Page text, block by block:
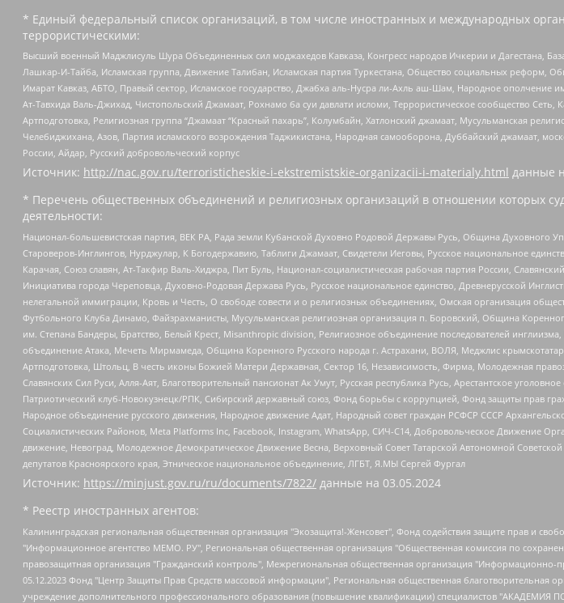
* Единый федеральный список организаций, в том числе иностранных и международных
террористическими:
Высший военный Маджлисуль Шура Объединенных сил моджахедов Кавказа, Конгресс народов Ичкерии и Дагестана,
Лашкар-И-Тайба, Исламская группа, Движение Талибан, Исламская партия Туркестана, Общество социальных реформ,
Имарат Кавказ, АБТО, Правый сектор, Исламское государство, Джабха аль-Нусра ли-Ахль аш-Шам, Народное
Ат-Тавхида Валь-Джихад, Чистопольский Джамаат, Рохнамо ба суи давлати исломи, Террористическое сообщество
Артподготовка, Религиозная группа “Джамаат “Красный пахарь”, Колумбайн, Хатлонский джамаат, Мусульманская
Челебиджихана, Азов, Партия исламского возрождения Таджикистана, Народная самооборона, Дуббайский джамаат,
России, Айдар, Русский добровольческий корпус
Источник: http://nac.gov.ru/terroristicheskie-i-ekstremistskie-organizacii-i-materialy.html данные
* Перечень общественных объединений и религиозных организаций в отношении которых
деятельности:
Национал-большевистская партия, ВЕК РА, Рада земли Кубанской Духовно Родовой Державы Русь, Община Духовного
Староверов-Инглингов, Нурджулар, К Богодержавию, Таблиги Джамаат, Свидетели Иеговы, Русское национальное
Карачая, Союз славян, Ат-Такфир Валь-Хиджра, Пит Буль, Национал-социалистическая рабочая партия России,
Инициатива города Череповца, Духовно-Родовая Держава Русь, Русское национальное единство, Древнерусской
нелегальной иммиграции, Кровь и Честь, О свободе совести и о религиозных объединениях, Омская организация
Футбольного Клуба Динамо, Файзрахманисты, Мусульманская религиозная организация п. Боровский, Община
им. Степана Бандеры, Братство, Белый Крест, Misanthropic division, Религиозное объединение последователей
объединение Атака, Мечеть Мирмамеда, Община Коренного Русского народа г. Астрахани, ВОЛЯ, Меджлис
Артподготовка, Штольц, В честь иконы Божией Матери Державная, Сектор 16, Независимость, Фирма, Молодежная
Славянских Сил Руси, Алля-Аят, Благотворительный пансионат Ак Умут, Русская республика Русь, Арестантское
Патриотический клуб-Новокузнецк/РПК, Сибирский державный союз, Фонд борьбы с коррупцией, Фонд защиты прав
Народное объединение русского движения, Народное движение Адат, Народный совет граждан РСФСР СССР
Социалистических Районов, Meta Platforms Inc, Facebook, Instagram, WhatsApp, СИЧ-С14, Добровольческое Движение
движение, Невоград, Молодежное Демократическое Движение Весна, Верховный Совет Татарской Автономной
депутатов Красноярского края, Этническое национальное объединение, ЛГБТ, Я.МЫ Сергей Фургал
Источник: https://minjust.gov.ru/ru/documents/7822/ данные на 03.05.2024
* Реестр иностранных агентов:
Калининградская региональная общественная организация "Экозащита!-Женсовет", Фонд содействия защите прав и свобод граждан "Общественный вердикт", Фонд "Институт Развития Свободы Информации", Частное учреждение "Информационное агентство МЕМО. РУ", Региональная общественная организация "Общественная комиссия по сохранению наследия академика Сахарова", Фонд поддержки свободы прессы, Санкт-Петербургская общественная правозащитная организация "Гражданский контроль", Межрегиональная общественная организация "Информационно-просветительский центр "Мемориал", Региональный Фонд "Центр Защиты Прав Средств Массовой Информации", с 05.12.2023 Фонд "Центр Защиты Прав Средств массовой информации", Региональная общественная благотворительная организация помощи беженцам и мигрантам "Гражданское содействие", Негосударственное образовательное учреждение дополнительного профессионального образования (повышение квалификации) специалистов "АКАДЕМИЯ ПО ПРАВАМ ЧЕЛОВЕКА", Свердловская региональная общественная организация "Сутяжник", Автономная некоммерческая организация "Центр независимых социологических исследований", Союз общественных объединений "Российский исследовательский центр по правам человека", Региональное общественное учреждение научно-информационный центр "МЕМОРИАЛ", Некоммерческая организация "Фонд защиты гласности", Автономная некоммерческая организация "Институт прав человека", Городская общественная организация "Екатеринбургское общество "МЕМОРИАЛ", Городская общественная организация "Рязанское историко-просветительское и правозащитное общество "Мемориал" (Рязанский Мемориал), Челябинский региональный орган общественной самодеятельности – женское общественное объединение "Женщины Евразии", Челябинский региональный орган общественной самодеятельности "Уральская правозащитная группа", Фонд содействия защите здоровья и социальной справедливости имени Андрея Рылькова, Автономная Некоммерческая Организация "Аналитический Центр Юрия Левады", Автономная некоммерческая организация социальной поддержки населения "Проект Апрель", Региональная общественная организация помощи женщинам и детям, находящимся в кризисной ситуации "Информационно-методический центр "Анна", Фонд содействия развитию массовых коммуникаций и правовому просвещению "Так-так-Так", Фонд содействия устойчивому развитию "Серебряная тайга", Свердловский региональный общественный фонд социальных проектов "Новое время", "Idel.Реалии", Кавказ.Реалии, Крым.Реалии, Телеканал Настоящее Время, Татаро-башкирская служба Радио Свобода (Azatliq Radiosi), Радио Свободная Европа/Радио Свобода (PCE/PC), "Сибирь.Реалии", "Фактограф", Благотворительный фонд помощи осужденным и их семьям, Автономная некоммерческая организация "Институт глобализации и социальных движений", Фонд "В защиту прав заключенных", Частное учреждение "Центр поддержки и содействия развитию средств массовой информации", Пензенский региональный общественный благотворительный фонд "Гражданский союз", "Север.Реалии", Некоммерческая организация Фонд "Правовая инициатива", Общество с ограниченной ответственностью "Радио Свободная Европа/Радио Свобода", Чешское информационное агентство "MEDIUM-ORIENT", Красноярская региональная общественная организация "Мы против СПИДа", Камалягин Денис Николаевич, Маркелов Сергей Евгеньевич, Пономарев Лев Александрович, Савицкая Людмила Алексеевна, Автономная некоммерческая организация "Центр по работе с проблемой насилия "НАСИЛИЮ.НЕТ", Межрегиональный профессиональный союз работников здравоохранения "Альянс врачей", Юридическое лицо, зарегистрированное в Латвийской Республике, SIA "Medusa Project" (регистрационный номер 40103797863, дата регистрации 10.06.2014), Некоммерческая организация "Фонд по борьбе с коррупцией", Автономная некоммерческая организация "Институт права и публичной политики", Баданин Роман Сергеевич, Гликин Максим Александрович, Железнова Мария Михайловна, Лукьянова Юлия Сергеевна, Маетная Елизавета Витальевна, Маняхин Петр Борисович, Чуракова Ольга Владимировна, Ярош Юлия Петровна, Юридическое лицо "The Insider SIA", зарегистрированное в Риге, Латвийская Республика (дата регистрации 26.06.2015), являющееся администратором доменного имени интернет-издания "The Insider SIA", https://theins.ru, Постернак Алексей Евгеньевич, Рубин Михаил Аркадьевич, Анин Роман Александрович, Юридическое лицо Istories fonds, зарегистрированное в Латвийской Республике (регистрационный номер 50008295751, дата регистрации 24.02.2020), Великовский Дмитрий Александрович, Долинина Ирина Николаевна, Мароховская Алеся Алексеевна, Шлейнов Роман Юрьевич, Шмагун Олеся Валентиновна, Общество с ограниченной ответственностью "Альтаир 2021", Общество с ограниченной ответственностью "Вега 2021", Общество с ограниченной ответственностью "Главный редактор 2021", Общество с ограниченной ответственностью "Ромашки монолит", Важенков Артем Валерьевич, Ивановская областная общественная организация "Центр гендерных исследований", Гурман Юрий Альбертович, Медиапроект "ОВД-Инфо", Егоров Владимир Владимирович, Жилинский Владимир Александрович, Общество с ограниченной ответственностью "ЗП", Иванова София Юрьевна, Карезина Инна Павловна, Кильтау Екатерина Викторовна, Петров Алексей